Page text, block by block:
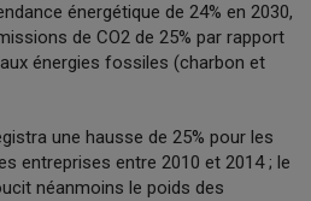
énergétique de 24% en 2030,
de CO2 de 25% par rapport
énergies fossiles (charbon et
une hausse de 25% pour les
entreprises entre 2010 et 2014 ; le
néanmoins le poids des